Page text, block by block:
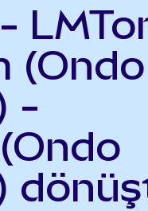
(Ondo
-